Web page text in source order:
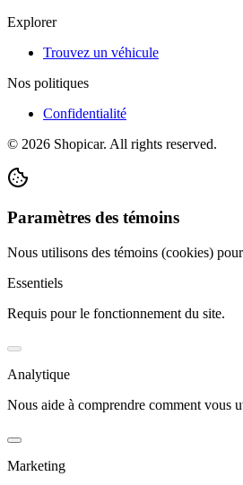
Explorer
Trouvez un véhicule
Nos politiques
Confidentialité
© 2026 Shopicar. All rights reserved.
Paramètres des témoins
Nous utilisons des témoins (cookies)
Essentiels
Requis pour le fonctionnement du site.
Analytique
Nous aide à comprendre comment vous
Marketing